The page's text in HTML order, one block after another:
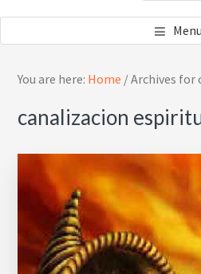
Menu
You are here: Home /Archives for
canalizacion
Primary